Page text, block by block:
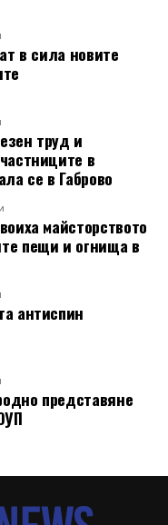
в сила новите
труд и
в
се в Габрово
майсторството
пещи и огнища в
антиспин
представяне